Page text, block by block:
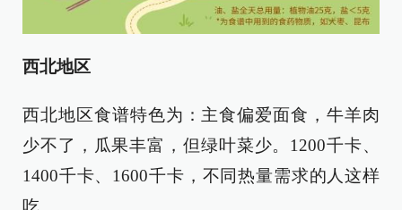
西北地区
西北地区食谱特色为：主食偏爱面食，牛羊肉
少不了，瓜果丰富，但绿叶菜少。1200千卡、
1400千卡、1600千卡，不同热量需求的人这样
吃